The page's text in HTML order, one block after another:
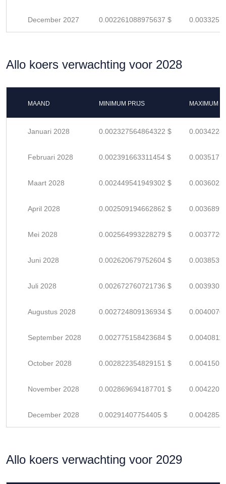
December 2027 0.002261088975637 $
Allo koers verwachting voor 2028
MAAND MINIMUM PRIJS MAXIMUM
Januari 2028 0.002327564864322 $
Februari 2028 0.002391663311454 $
Maart 2028 0.002449541949302 $
April 2028 0.002509194662862 $
Mei 2028 0.002564993228279 $
Juni 2028 0.002620679752604 $
Juli 2028 0.002672760721736 $
Augustus 2028 0.002724809136934 $
September 2028 0.002775158423684 $
October 2028 0.002822354829151 $
November 2028 0.002869694187701 $
December 2028 0.00291407754405 $
Allo koers verwachting voor 2029